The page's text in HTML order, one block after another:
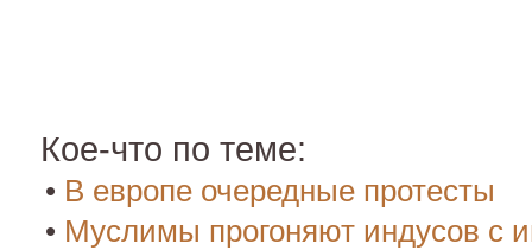
Кое-что по теме:
• В европе очередные протесты
• Муслимы прогоняют индусов с